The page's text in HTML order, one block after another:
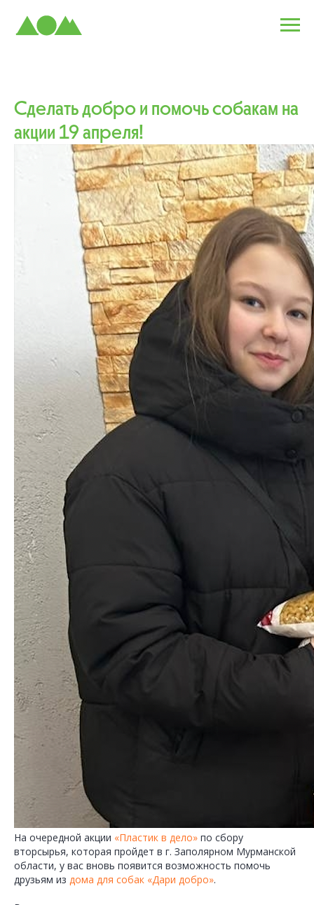
Сделать добро и помочь собакам на
акции 19 апреля!
На очередной акции «Пластик в дело» по сбору
вторсырья, которая пройдет в г. Заполярном Мурманской
области, у вас вновь появится возможность помочь
друзьям из дома для собак «Дари добро».